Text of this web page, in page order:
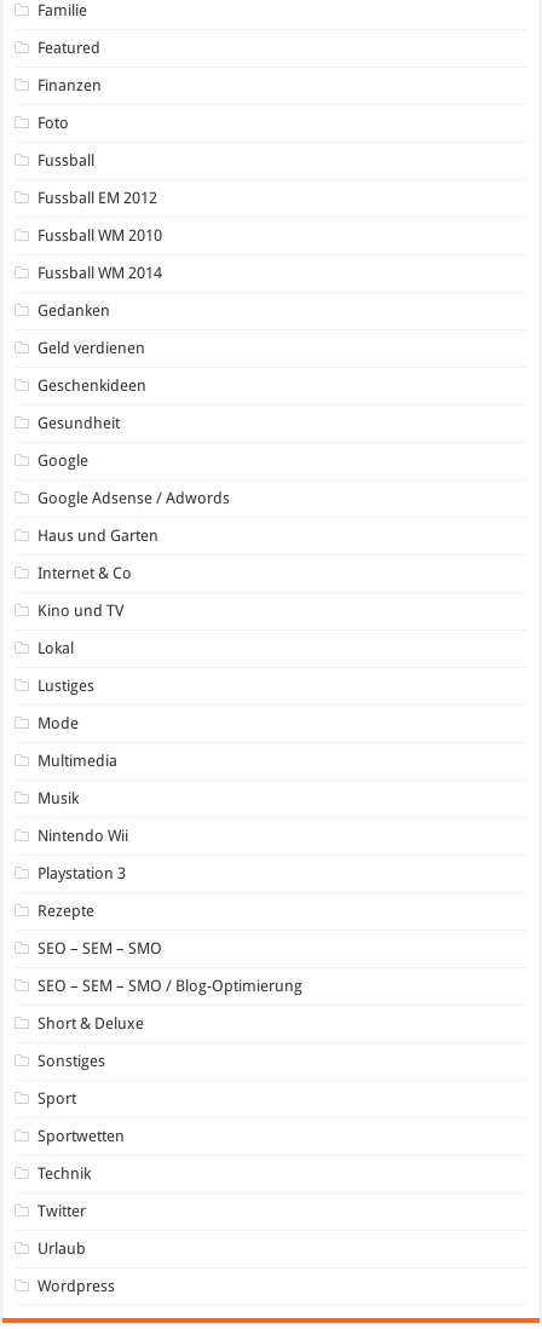
Familie
Featured
Finanzen
Foto
Fussball
Fussball EM 2012
Fussball WM 2010
Fussball WM 2014
Gedanken
Geld verdienen
Geschenkideen
Gesundheit
Google
Google Adsense / Adwords
Haus und Garten
Internet & Co
Kino und TV
Lokal
Lustiges
Mode
Multimedia
Musik
Nintendo Wii
Playstation 3
Rezepte
SEO – SEM – SMO
SEO – SEM – SMO / Blog-Optimierung
Short & Deluxe
Sonstiges
Sport
Sportwetten
Technik
Twitter
Urlaub
Wordpress